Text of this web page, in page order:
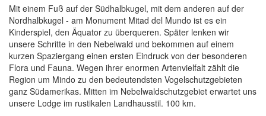
Mit einem Fuß auf der Südhalbkugel, mit dem anderen auf der
Nordhalbkugel - am Monument Mitad del Mundo ist es ein
Kinderspiel, den Äquator zu überqueren. Später lenken wir
unsere Schritte in den Nebelwald und bekommen auf einem
kurzen Spaziergang einen ersten Eindruck von der besonderen
Flora und Fauna. Wegen ihrer enormen Artenvielfalt zählt die
Region um Mindo zu den bedeutendsten Vogelschutzgebieten
ganz Südamerikas. Mitten im Nebelwaldschutzgebiet erwartet uns
unsere Lodge im rustikalen Landhausstil. 100 km.